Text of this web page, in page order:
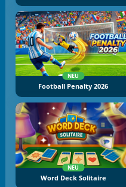
NEU
Football Penalty 2026
NEU
Word Deck Solitaire